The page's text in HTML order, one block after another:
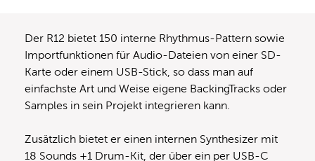
Der R12 bietet 150 interne Rhythmus-Pattern sowie
Importfunktionen für Audio-Dateien von einer SD-
Karte oder einem USB-Stick, so dass man auf
einfachste Art und Weise eigene BackingTracks oder
Samples in sein Projekt integrieren kann.
Zusätzlich bietet er einen internen Synthesizer mit
18 Sounds +1 Drum-Kit, der über ein per USB-C